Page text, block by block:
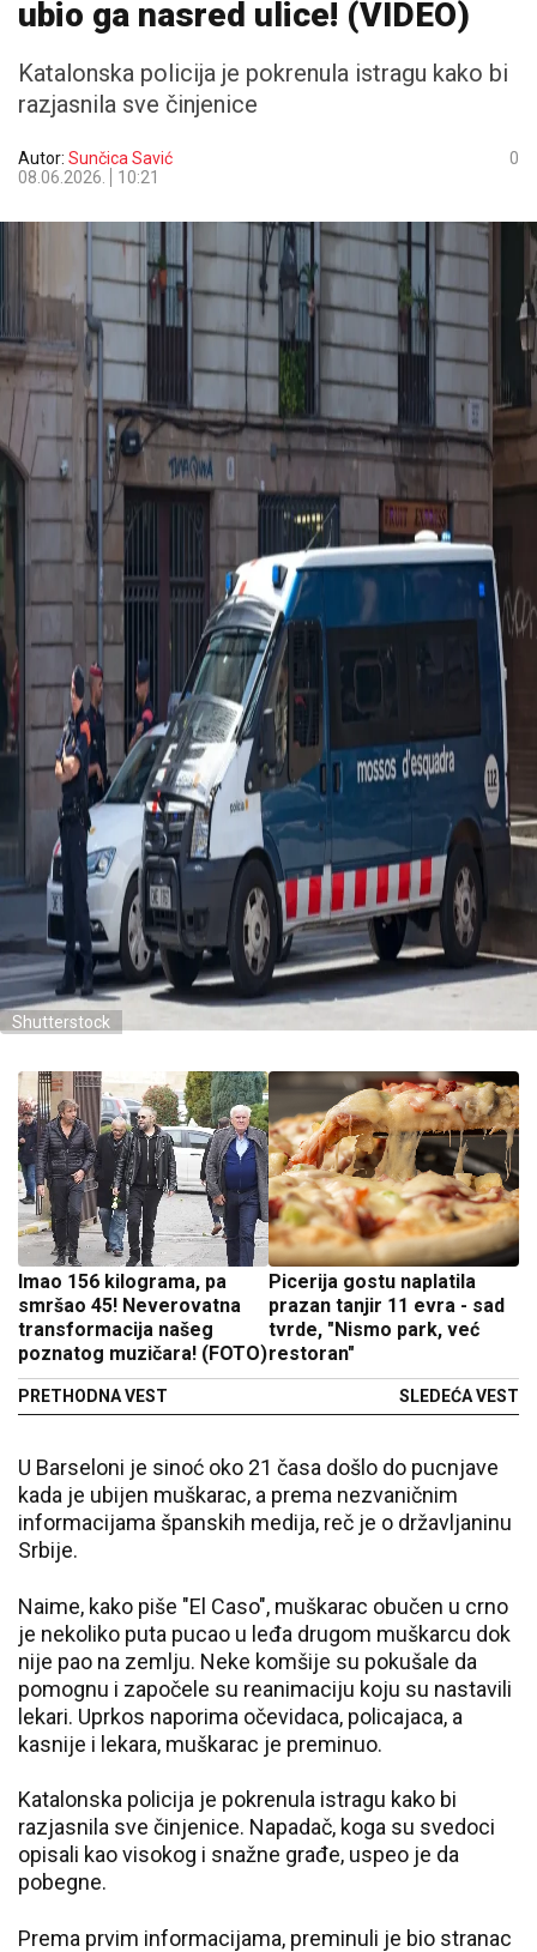
ubio ga nasred ulice! (VIDEO)
Katalonska policija je pokrenula istragu kako bi
razjasnila sve činjenice
Autor: Sunčica Savić
08.06.2026.
10:21
0
Shutterstock
Imao 156 kilograma, pa
smršao 45! Neverovatna
transformacija našeg
poznatog muzičara! (FOTO)
PRETHODNA VEST
Picerija gostu naplatila
prazan tanjir 11 evra - sad
tvrde, "Nismo park, već
restoran"
SLEDEĆA VEST
U Barseloni je sinoć oko 21 časa došlo do pucnjave
kada je ubijen muškarac, a prema nezvaničnim
informacijama španskih medija, reč je o državljaninu
Srbije.
Naime, kako piše "El Caso", muškarac obučen u crno
je nekoliko puta pucao u leđa drugom muškarcu dok
nije pao na zemlju. Neke komšije su pokušale da
pomognu i započele su reanimaciju koju su nastavili
lekari. Uprkos naporima očevidaca, policajaca, a
kasnije i lekara, muškarac je preminuo.
Katalonska policija je pokrenula istragu kako bi
razjasnila sve činjenice. Napadač, koga su svedoci
opisali kao visokog i snažne građe, uspeo je da
pobegne.
Prema prvim informacijama, preminuli je bio stranac